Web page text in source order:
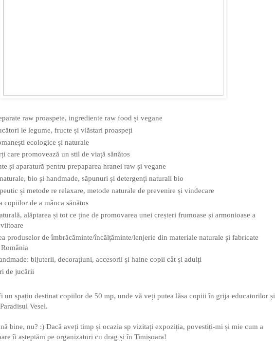
raw proaspete, ingrediente raw food și vegane
le legume, fructe și vlăstari proaspeți
ecologice și naturale
care promovează un stil de viață sănătos
și aparatură pentru prepaparea hranei raw și vegane
bio și handmade, săpunuri și detergenți naturali bio
și metode re relaxare, metode naturale de prevenire și vindecare
copiilor de a mânca sănătos
alăptarea și tot ce ține de promovarea unei creșteri frumoase și armonioase a
produselor de îmbrăcăminte/încălțăminte/lenjerie din materiale naturale și fabricate
bijuterii, decorațiuni, accesorii și haine copii cât și adulți
de jucării
un spațiu destinat copiilor de 50 mp, unde vă veți putea lăsa copiii în grija educatorilor și
Vesel.
bine, nu? :) Dacă aveți timp și ocazia sp vizitați expoziția, povestiți-mi și mie cum a
îi așteptăm pe organizatori cu drag și în Timișoara!